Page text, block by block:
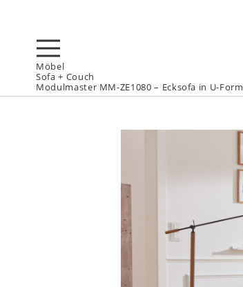
Möbel
Sofa + Couch
Modulmaster MM-ZE1080 – Ecksofa in U-Form